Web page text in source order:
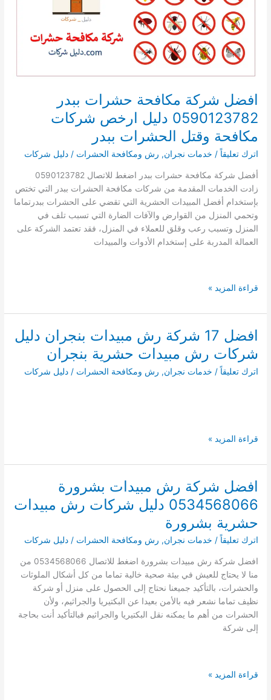
شركات
مكافحة
وقتل
الحشرات
بشرورة
افضل شركة مكافحة حشرات ببدر
0590123782 دليل ارخص شركات
مكافحة وقتل الحشرات ببدر
اترك تعليقاً / خدمات نجران, رش ومكافحة الحشرات /دليل شركات
زادت الخدمات المقدمة من شركات مكافحة الحشرات ببدر التي تختص
بإستخدام أفضل المبيدات الحشرية التي تقضي على الحشرات ببدرتماما
وتحمي المنزل من القوارض والآفات الضارة التي تسبب تلف في
المنزل وتسبب رعب وقلق للعملاء في المنزل، فقد تعتمد الشركة على
العمالة المدربة على إستخدام الأدوات والمبيدات
افضل
مكافحة
حشرات
ببدر
0590123782
دليل
الحشرات
ببدر
قراءة المزيد »
افضل 17 شركة رش مبيدات بنجران دليل
شركات رش مبيدات حشرية بنجران
اترك تعليقاً / خدمات نجران, رش ومكافحة الحشرات /دليل شركات
افضل
شركة
رش
مبيدات
بنجران
شركات
رش
مبيدات
حشرية
بنجران
قراءة المزيد »
افضل شركة رش مبيدات بشرورة
0534568066 دليل شركات رش مبيدات
حشرية بشرورة
اترك تعليقاً / خدمات نجران, رش ومكافحة الحشرات /دليل شركات
افضل شركة رش مبيدات بشرورة اضغط للاتصال 0534568066 من
منا لا يحتاج للعيش في بيئة صحية خالية تماما من كل أشكال الملوثات
والحشرات، بالتأكيد جميعنا نحتاج إلى الحصول على منزل أو شركة
نظيف تماما نشعر فيه بالأمن بعيدا عن البكتيريا والجراثيم، ولأن
الحشرات من أهم ما يمكنه نقل البكتيريا والجراثيم فبالتأكيد أنت بحاجة
إلى شركة
افضل
قراءة المزيد »